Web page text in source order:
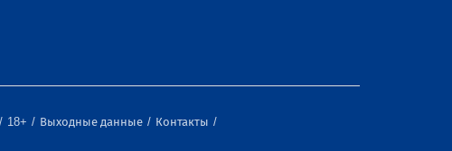
18+ Выходные данные
Контакты